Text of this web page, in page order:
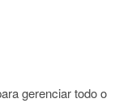
gerenciar todo o